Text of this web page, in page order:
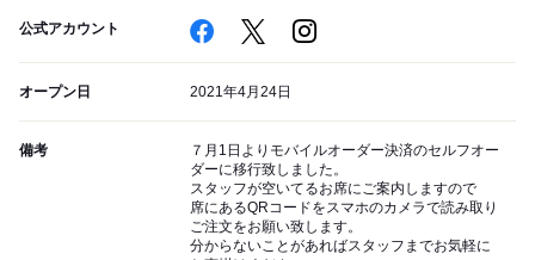
公式アカウント
オープン日 2021年4月24日
備考
７月1日よりモバイルオーダー決済のセルフオー
ダーに移行致しました。
スタッフが空いてるお席にご案内しますので
席にあるQRコードをスマホのカメラで読み取り
ご注文をお願い致します。
分からないことがあればスタッフまでお気軽に